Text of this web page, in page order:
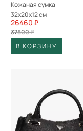
Кожаная сумка
32x20x12 см
26460 ₽
37800 ₽
В КОРЗИНУ